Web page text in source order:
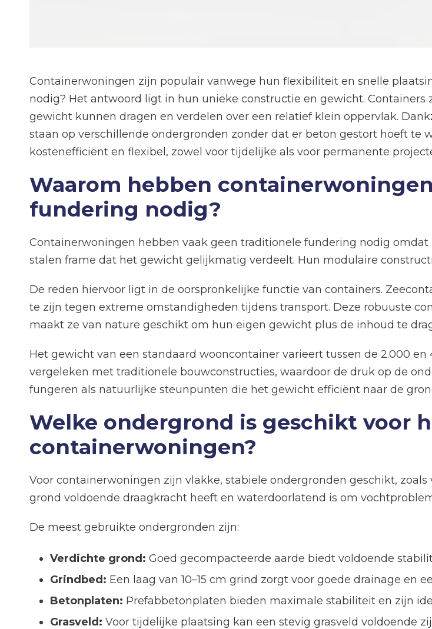
Containerwoningen zijn populair vanwege hun flexibiliteit en snelle
nodig? Het antwoord ligt in hun unieke constructie en gewicht.
gewicht kunnen dragen en verdelen over een relatief klein oppervlak.
staan op verschillende ondergronden zonder dat er beton gestort hoeft te
kostenefficiënt en flexibel, zowel voor tijdelijke als voor permanente
Waarom hebben
fundering nodig?
Containerwoningen hebben vaak geen traditionele fundering nodig
stalen frame dat het gewicht gelijkmatig verdeelt. Hun modulaire
De reden hiervoor ligt in de oorspronkelijke functie van containers.
te zijn tegen extreme omstandigheden tijdens transport. Deze robuuste
maakt ze van nature geschikt om hun eigen gewicht plus de inhoud te
Het gewicht van een standaard wooncontainer varieert tussen de 2.000
vergeleken met traditionele bouwconstructies, waardoor de druk op de
fungeren als natuurlijke steunpunten die het gewicht efficiënt naar de
Welke ondergrond is geschikt voor
containerwoningen?
Voor containerwoningen zijn vlakke, stabiele ondergronden geschikt,
grond voldoende draagkracht heeft en waterdoorlatend is om
De meest gebruikte ondergronden zijn:
Verdichte grond: Goed gecompacteerde aarde biedt voldoende
Grindbed: Een laag van 10–15 cm grind zorgt voor goede drainage en
Betonplaten: Prefabbetonplaten bieden maximale stabiliteit en zijn
Grasveld: Voor tijdelijke plaatsing kan een stevig grasveld voldoende